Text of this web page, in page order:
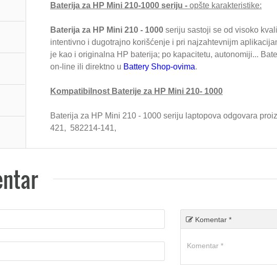
Baterija za HP Mini 210-1000 seriju - opšte karakteristike:
Baterija za HP Mini 210 - 1000 seriju sastoji se od visoko
intentivno i dugotrajno korišćenje i pri najzahtevnijm
je kao i originalna HP baterija; po kapacitetu, autonomiji...
on-line ili direktno u Battery Shop-ovima.
Kompatibilnost Baterije za HP Mini 210- 1000
Baterija za HP Mini 210 - 1000 seriju laptopova odgovara
421, 582214-141,
Komentar *